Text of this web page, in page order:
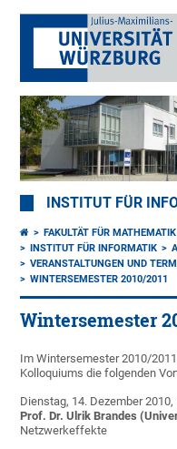
INSTITUT FÜR
FAKULTÄT FÜR
INSTITUT FÜR INFORMATIK
VERANSTALTUNGEN UND
WINTERSEMESTER 2010/2011
Wintersemester
Im Wintersemester 2010/
Kolloquiums die folgenden
Dienstag, 14. Dezember 2010,
Prof. Dr. Ulrik Brandes
Netzwerkeffekte